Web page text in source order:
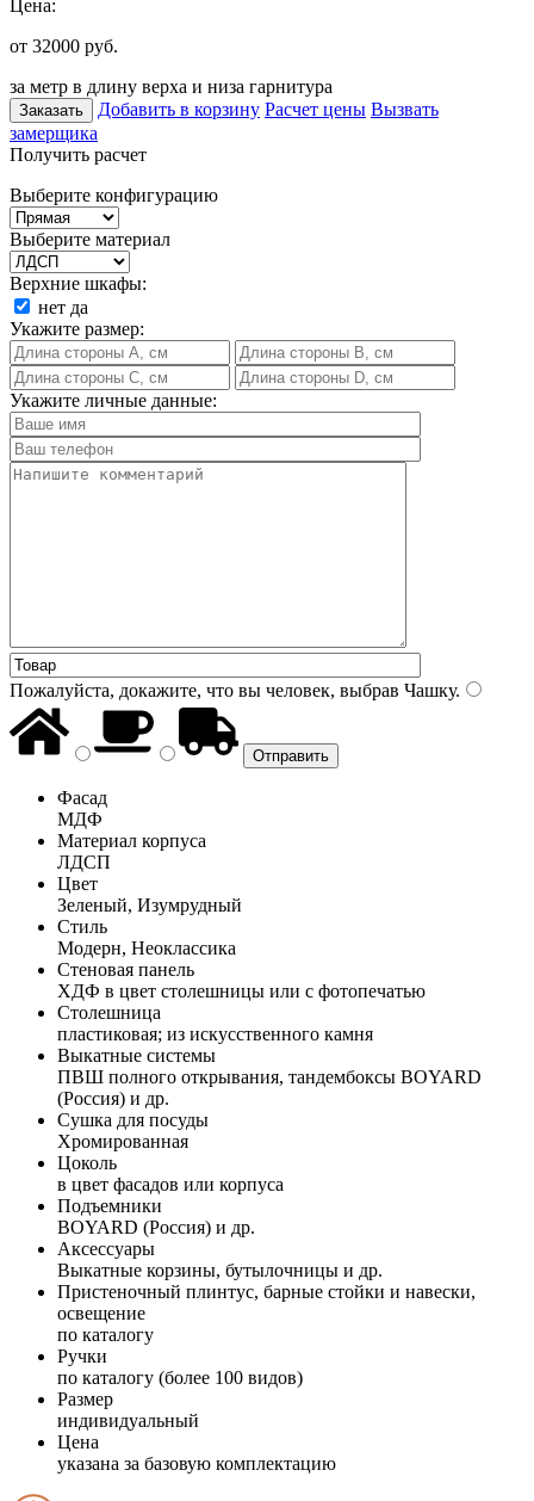
Цена:
от 32000 руб.
за метр в длину верха и низа гарнитура
Заказать Добавить в корзину Расчет цены Вызвать
замерщика
Получить расчет
Выберите конфигурацию
Выберите материал
Верхние шкафы:
нет да
Укажите размер:
Укажите личные данные:
Пожалуйста, докажите, что вы человек, выбрав Чашку.
Фасад
МДФ
Материал корпуса
ЛДСП
Цвет
Зеленый, Изумрудный
Стиль
Модерн, Неоклассика
Стеновая панель
ХДФ в цвет столешницы или с фотопечатью
Столешница
пластиковая; из искусственного камня
Выкатные системы
ПВШ полного открывания, тандембоксы BOYARD
(Россия) и др.
Сушка для посуды
Хромированная
Цоколь
в цвет фасадов или корпуса
Подъемники
BOYARD (Россия) и др.
Аксессуары
Выкатные корзины, бутылочницы и др.
Пристеночный плинтус, барные стойки и навески,
освещение
по каталогу
Ручки
по каталогу (более 100 видов)
Размер
индивидуальный
Цена
указана за базовую комплектацию